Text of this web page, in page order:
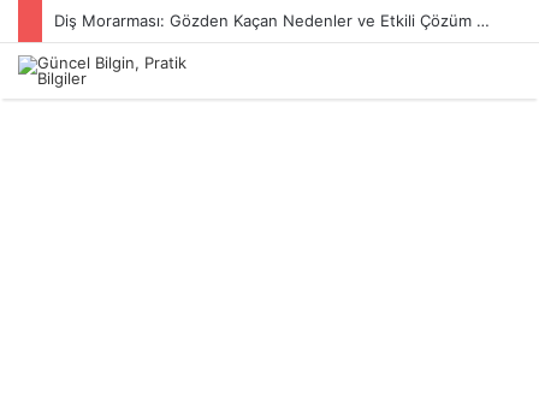
Diş Morarması: Gözden Kaçan Nedenler ve Etkili Çözüm Yöntemleri